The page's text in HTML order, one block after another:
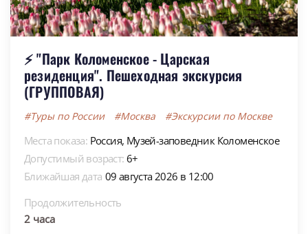
⚡ "Парк Коломенское - Царская
резиденция". Пешеходная экскурсия
(ГРУППОВАЯ)
#Туры по России #Москва #Экскурсии по Москве
Места показа: Россия, Музей-заповедник Коломенское
Допустимый возраст: 6+
Ближайшая дата 09 августа 2026 в 12:00
Продолжительность
2 часа